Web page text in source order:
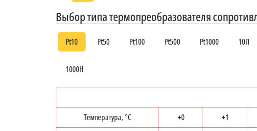
Выбор типа термопреобразователя
Pt10 Pt50 Pt100 Pt500 Pt1000 10П
1000Н
Температура, °C
+0 +1